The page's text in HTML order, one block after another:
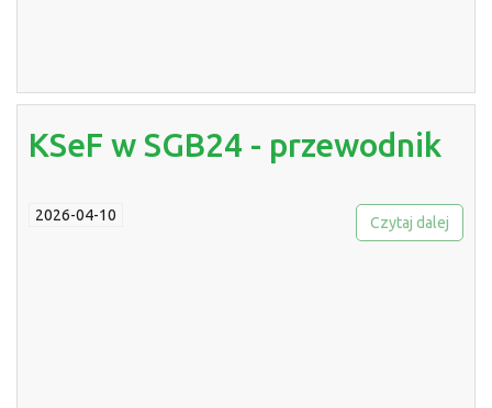
KSeF w SGB24 - przewodnik
2026-04-10 Czytaj dalej